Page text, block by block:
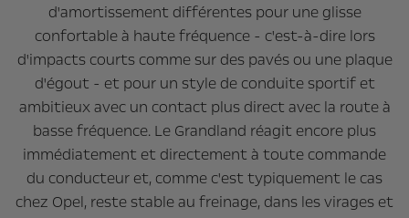
d'amortissement différentes pour une glisse
confortable à haute fréquence - c'est-à-dire lors
d'impacts courts comme sur des pavés ou une plaque
d'égout - et pour un style de conduite sportif et
ambitieux avec un contact plus direct avec la route à
basse fréquence. Le Grandland réagit encore plus
immédiatement et directement à toute commande
du conducteur et, comme c'est typiquement le cas
chez Opel, reste stable au freinage, dans les virages et